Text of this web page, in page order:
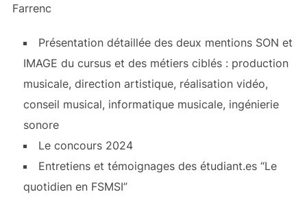
Farrenc
Présentation détaillée des deux mentions SON et
IMAGE du cursus et des métiers ciblés : production
musicale, direction artistique, réalisation vidéo,
conseil musical, informatique musicale, ingénierie
sonore
Le concours 2024
Entretiens et témoignages des étudiant.es “Le
quotidien en FSMSI”